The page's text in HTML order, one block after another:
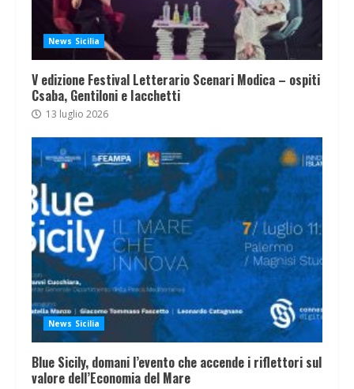
News Sicilia
V edizione Festival Letterario Scenari Modica – ospiti
Csaba, Gentiloni e Iacchetti
13 luglio 2026
News Sicilia
Blue Sicily, domani l’evento che accende i riflettori sul
valore dell’Economia del Mare